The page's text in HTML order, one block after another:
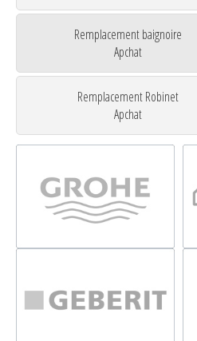
Remplacement baignoire
Apchat
Remplacement Robinet
Apchat